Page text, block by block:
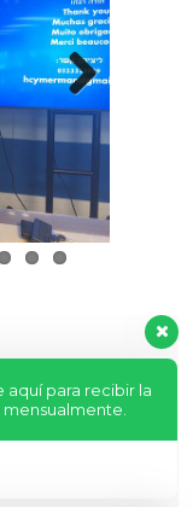
Next
aquí para recibir la